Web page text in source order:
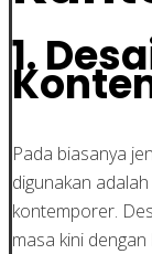
1.
Pada biasanya
digunakan
kontemporer.
masa kini